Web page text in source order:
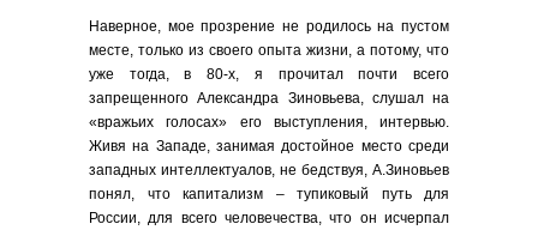
Наверное, мое прозрение не родилось на пустом
месте, только из своего опыта жизни, а потому, что
уже тогда, в 80-х, я прочитал почти всего
запрещенного Александра Зиновьева, слушал на
«вражьих голосах» его выступления, интервью.
Живя на Западе, занимая достойное место среди
западных интеллектуалов, не бедствуя, А.Зиновьев
понял, что капитализм – тупиковый путь для
России, для всего человечества, что он исчерпал